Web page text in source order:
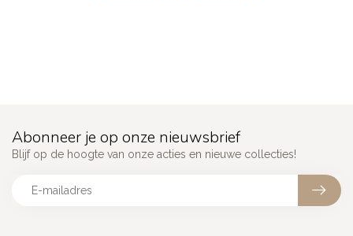
Abonneer je op onze nieuwsbrief
Blijf op de hoogte van onze acties en nieuwe collecties!